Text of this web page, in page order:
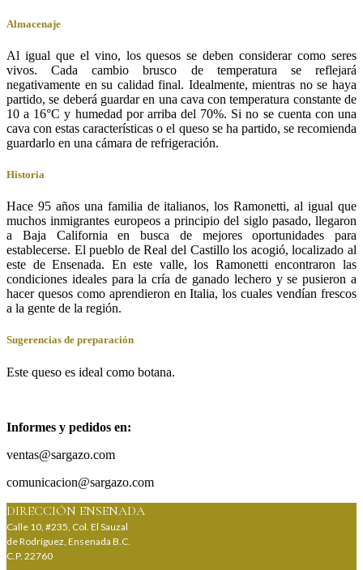
Almacenaje
Al igual que el vino, los quesos se deben considerar como seres
vivos. Cada cambio brusco de temperatura se reflejará
negativamente en su calidad final. Idealmente, mientras no se haya
partido, se deberá guardar en una cava con temperatura constante de
10 a 16°C y humedad por arriba del 70%. Si no se cuenta con una
cava con estas características o el queso se ha partido, se recomienda
guardarlo en una cámara de refrigeración.
Historia
Hace 95 años una familia de italianos, los Ramonetti, al igual que
muchos inmigrantes europeos a principio del siglo pasado, llegaron
a Baja California en busca de mejores oportunidades para
establecerse. El pueblo de Real del Castillo los acogió, localizado al
este de Ensenada. En este valle, los Ramonetti encontraron las
condiciones ideales para la cría de ganado lechero y se pusieron a
hacer quesos como aprendieron en Italia, los cuales vendían frescos
a la gente de la región.
Sugerencias de preparación
Este queso es ideal como botana.
Informes y pedidos en:
ventas@sargazo.com
comunicacion@sargazo.com
DIRECCIÓN ENSENADA
Calle 10, #235, Col. El Sauzal
de Rodríguez, Ensenada B.C.
C.P. 22760